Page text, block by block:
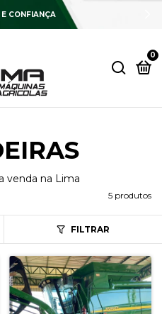
CONFIANÇA
0
venda na Lima
5 produtos
FILTRAR